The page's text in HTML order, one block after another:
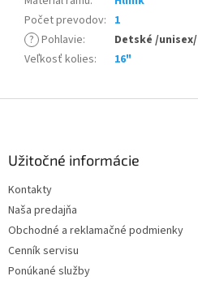
Počet prevodov: 1
? Pohlavie:
Detské /unisex/
Veľkosť kolies: 16"
Užitočné informácie
Kontakty
Naša predajňa
Obchodné a reklamačné podmienky
Cenník servisu
Ponúkané služby